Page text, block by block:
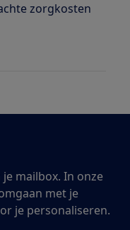
zorgkosten
mailbox. In onze
met je
je personaliseren.